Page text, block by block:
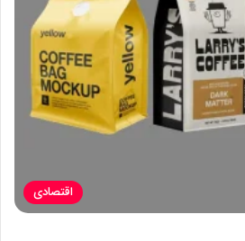
اقتصادی